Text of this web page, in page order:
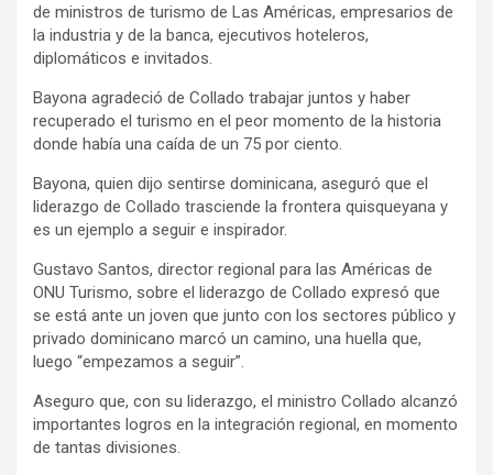
de ministros de turismo de Las Américas, empresarios de
la industria y de la banca, ejecutivos hoteleros,
diplomáticos e invitados.
Bayona agradeció de Collado trabajar juntos y haber
recuperado el turismo en el peor momento de la historia
donde había una caída de un 75 por ciento.
Bayona, quien dijo sentirse dominicana, aseguró que el
liderazgo de Collado trasciende la frontera quisqueyana y
es un ejemplo a seguir e inspirador.
Gustavo Santos, director regional para las Américas de
ONU Turismo, sobre el liderazgo de Collado expresó que
se está ante un joven que junto con los sectores público y
privado dominicano marcó un camino, una huella que,
luego “empezamos a seguir”.
Aseguro que, con su liderazgo, el ministro Collado alcanzó
importantes logros en la integración regional, en momento
de tantas divisiones.